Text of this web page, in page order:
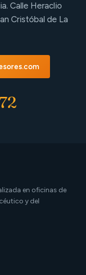
Calle Heraclio
Cristóbal de La
en oficinas de
y del